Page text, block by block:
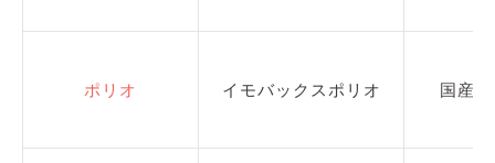
ポリオ イモバックスポリオ 国産